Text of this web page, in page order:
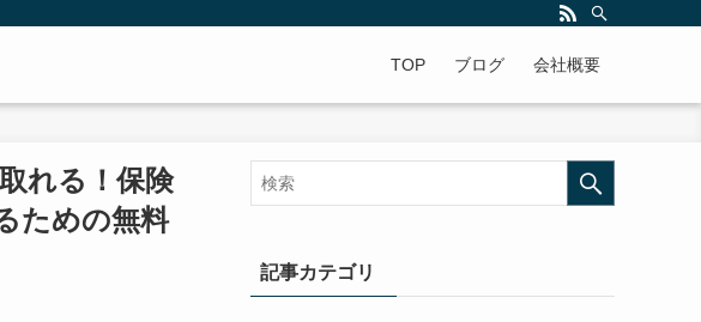
わないともったいないですよ。年中無休で全国対応!
TOP ブログ 会社概要
れる！保険
ための無料
記事カテゴリ